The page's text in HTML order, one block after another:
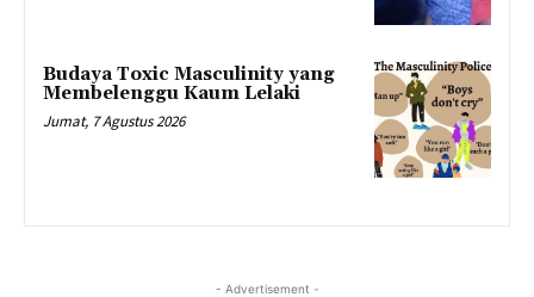
Budaya Toxic Masculinity yang
Membelenggu Kaum Lelaki
Jumat, 7 Agustus 2026
- Advertisement -